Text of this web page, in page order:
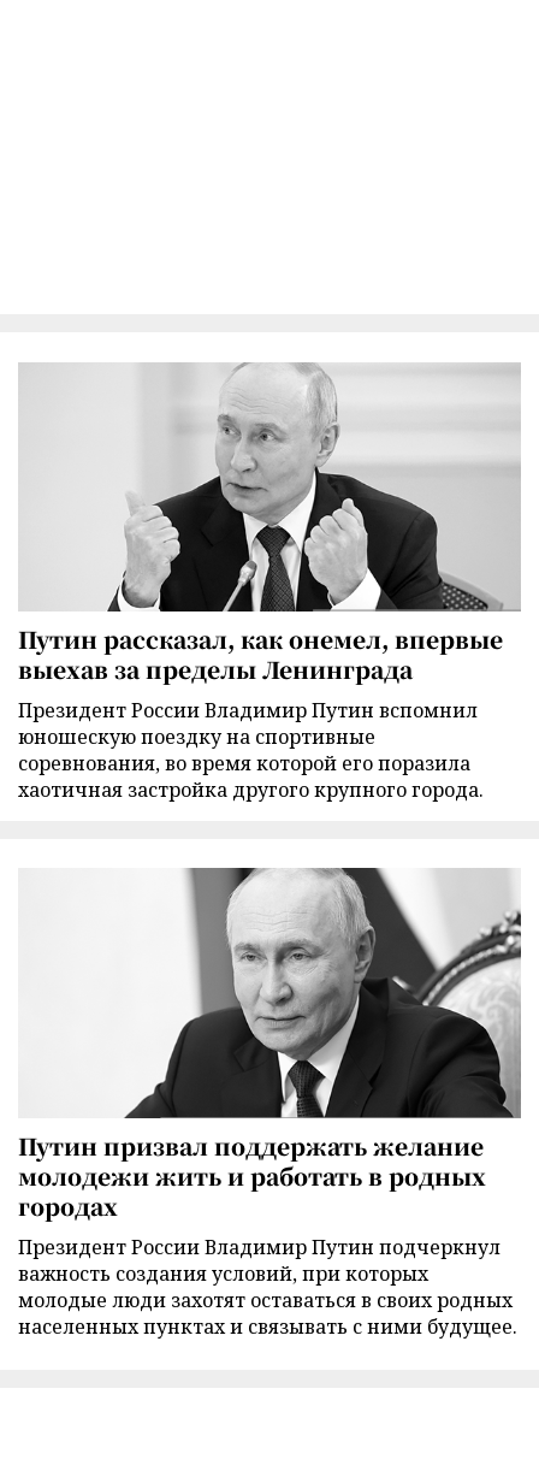
Путин рассказал, как онемел, впервые
выехав за пределы Ленинграда
Президент России Владимир Путин вспомнил
юношескую поездку на спортивные
соревнования, во время которой его поразила
хаотичная застройка другого крупного города.
Путин призвал поддержать желание
молодежи жить и работать в родных
городах
Президент России Владимир Путин подчеркнул
важность создания условий, при которых
молодые люди захотят оставаться в своих родных
населенных пунктах и связывать с ними будущее.